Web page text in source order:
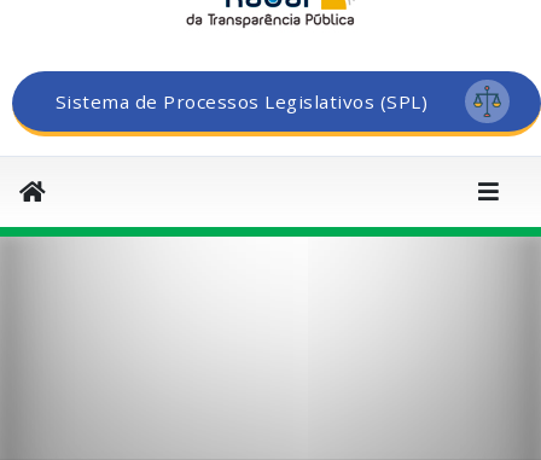
Sistema de Processos Legislativos (SPL)